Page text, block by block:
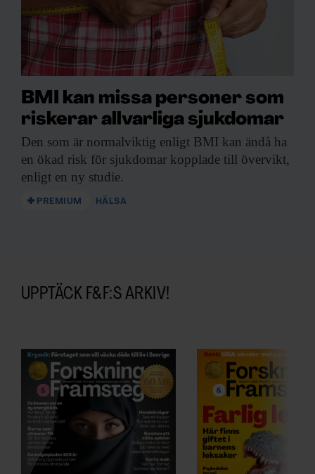
BMI kan missa personer som
riskerar allvarliga sjukdomar
Den som är normalviktig enligt BMI kan ändå ha
en ökad risk för sjukdomar kopplade till övervikt,
enligt en ny studie.
PREMIUM HÄLSA
UPPTÄCK F&F:S ARKIV!